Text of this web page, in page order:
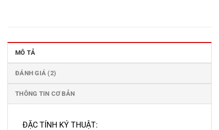
MÔ TẢ
ĐÁNH GIÁ (2)
THÔNG TIN CƠ BẢN
ĐẶC TÍNH KÝ THUẬT: